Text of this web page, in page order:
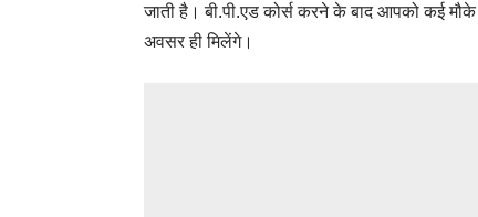
जाती है। बी.पी.एड कोर्स करने के बाद आपको कई
अवसर ही मिलेंगे।